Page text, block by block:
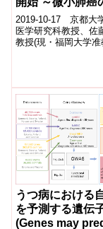
しい術中位置同
2019-10-17 京都大
医学研究科教授、佐
教授(現・福岡大学准
うつ病における
を予測する遺伝
(Genes may